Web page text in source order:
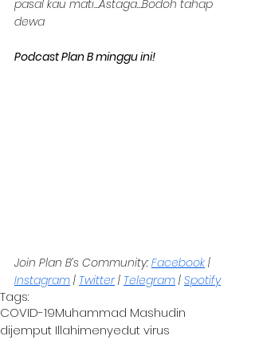
pasal kau mati…Astaga…Bodoh tahap
dewa
Podcast Plan B minggu ini!
Join Plan B’s Community: Facebook |
Instagram | Twitter | Telegram | Spotify
Tags:
COVID-19Muhammad Mashudin
dijemput Illahimenyedut virus